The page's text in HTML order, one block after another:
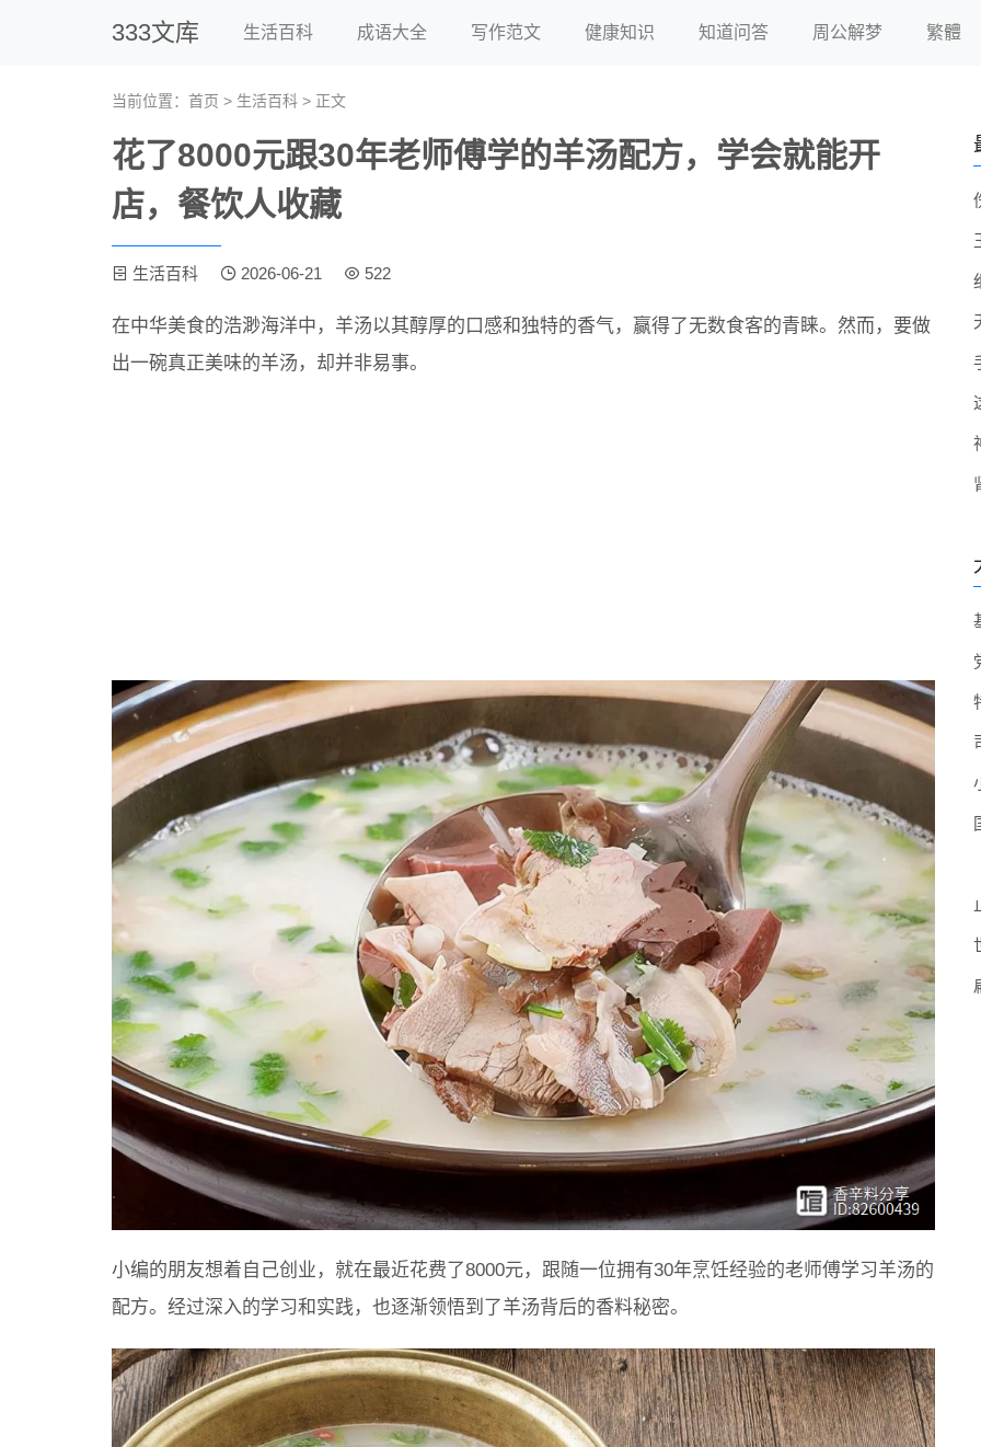
333文库 生活百科 成语大全 写作范文 健康知识 知道问答 周公解梦 繁體
当前位置： 首页 > 生活百科 > 正文
花了8000元跟30年老师傅学的羊汤配方，学会就能开
店，餐饮人收藏
生活百科 2026-06-21 522
在中华美食的浩渺海洋中，羊汤以其醇厚的口感和独特的香气，赢得了无数食客的青睐。然而，要做
出一碗真正美味的羊汤，却并非易事。
小编的朋友想着自己创业，就在最近花费了8000元，跟随一位拥有30年烹饪经验的老师傅学习羊汤的
配方。经过深入的学习和实践，也逐渐领悟到了羊汤背后的香料秘密。